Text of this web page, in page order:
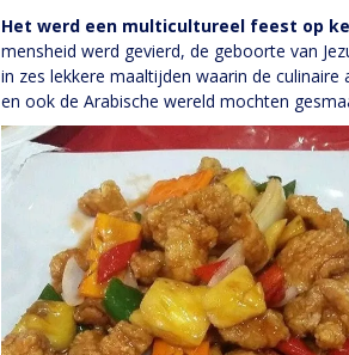
Het werd een multicultureel feest op
mensheid werd gevierd, de geboorte van
in zes lekkere maaltijden waarin de culinaire
en ook de Arabische wereld mochten